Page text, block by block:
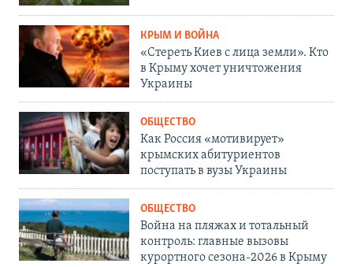
КРЫМ И ВОЙНА
«Стереть Киев с лица земли». Кто
в Крыму хочет уничтожения
Украины
ОБЩЕСТВО
Как Россия «мотивирует»
крымских абитуриентов
поступать в вузы Украины
ОБЩЕСТВО
Война на пляжах и тотальный
контроль: главные вызовы
курортного сезона-2026 в Крыму